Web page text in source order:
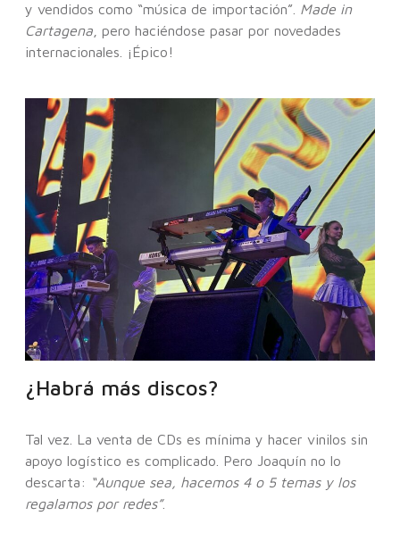
y vendidos como “música de importación”. Made in
Cartagena , pero haciéndose pasar por novedades
internacionales. ¡Épico!
¿Habrá más discos?
Tal vez. La venta de CDs es mínima y hacer vinilos sin
apoyo logístico es complicado. Pero Joaquín no lo
descarta: “Aunque sea, hacemos 4 o 5 temas y los
regalamos por redes”.